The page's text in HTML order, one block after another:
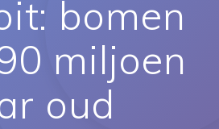
bomen
miljoen
oud